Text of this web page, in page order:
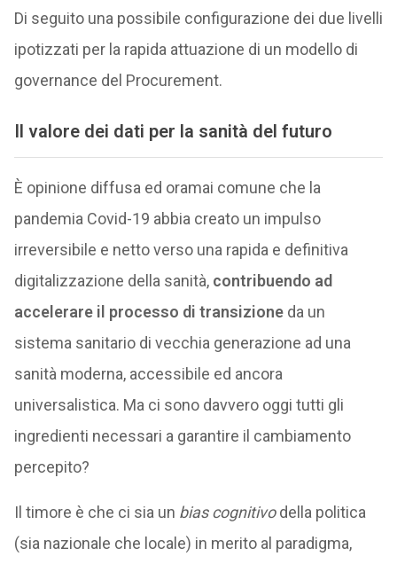
Di seguito una possibile configurazione dei due livelli
ipotizzati per la rapida attuazione di un modello di
governance del Procurement.
Il valore dei dati per la sanità del futuro
È opinione diffusa ed oramai comune che la
pandemia Covid-19 abbia creato un impulso
irreversibile e netto verso una rapida e definitiva
digitalizzazione della sanità, contribuendo ad
accelerare il processo di transizioneda un
sistema sanitario di vecchia generazione ad una
sanità moderna, accessibile ed ancora
universalistica. Ma ci sono davvero oggi tutti gli
ingredienti necessari a garantire il cambiamento
percepito?
Il timore è che ci sia un bias cognitivodella politica
(sia nazionale che locale) in merito al paradigma,